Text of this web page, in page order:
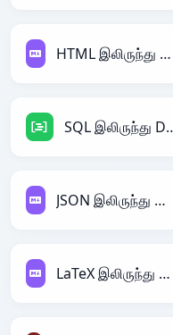
HTML இலிருந்து Markdown
SQL
JSON இலிருந்து Markdown
LaTeX இலிருந்து Markdown